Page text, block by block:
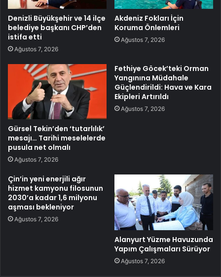
Denizli Büyükşehir ve 14 ilçe
belediye başkanı CHP’den
istifa etti
Ağustos 7, 2026
Akdeniz Fokları İçin
Koruma Önlemleri
Ağustos 7, 2026
Gürsel Tekin’den ‘tutarlılık’
mesajı… Tarihi meselelerde
pusula net olmalı
Ağustos 7, 2026
Fethiye Göcek’teki Orman
Yangınına Müdahale
Güçlendirildi: Hava ve Kara
Ekipleri Artırıldı
Ağustos 7, 2026
Çin’in yeni enerjili ağır
hizmet kamyonu filosunun
2030’a kadar 1,6 milyonu
aşması bekleniyor
Ağustos 7, 2026
Alanyurt Yüzme Havuzunda
Yapım Çalışmaları Sürüyor
Ağustos 7, 2026